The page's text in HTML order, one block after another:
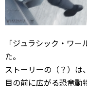
「ジュラシック・ワ
た。
ストーリーの（？）は
目の前に広がる恐竜動